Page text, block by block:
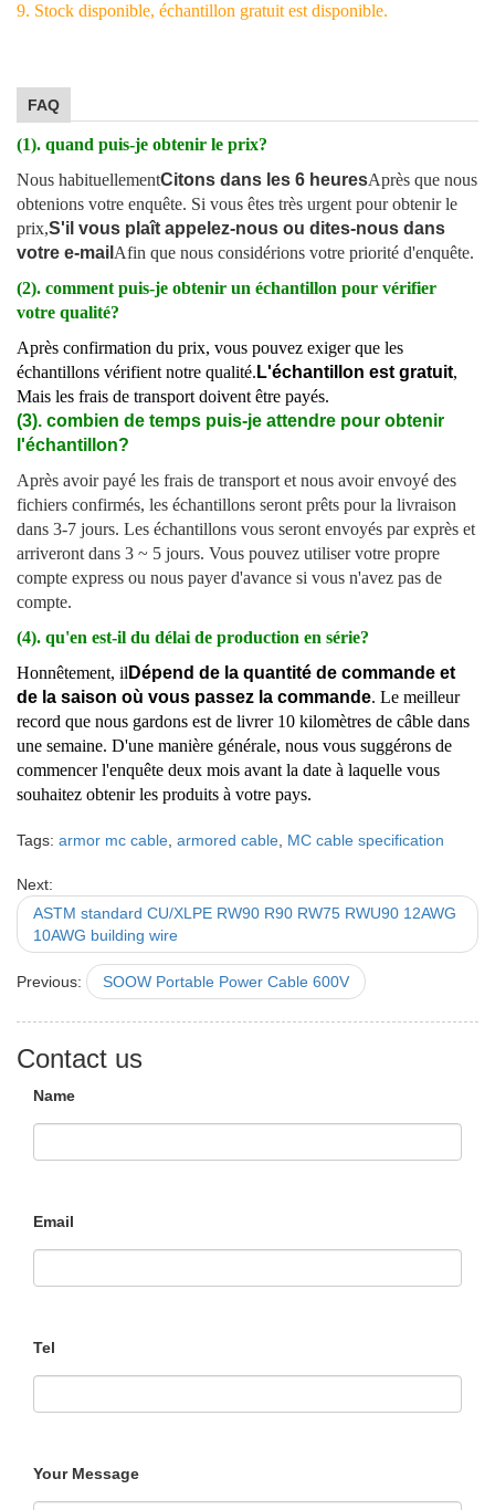
9. Stock disponible, échantillon gratuit est disponible.
FAQ
(1). quand puis-je obtenir le prix?
Nous habituellementCitons dans les 6 heuresAprès que nous
obtenions votre enquête. Si vous êtes très urgent pour obtenir le
prix,S'il vous plaît appelez-nous ou dites-nous dans
votre e-mail Afin que nous considérions votre priorité d'enquête.
(2). comment puis-je obtenir un échantillon pour vérifier
votre qualité?
Après confirmation du prix, vous pouvez exiger que les
échantillons vérifient notre qualité. L'échantillon est gratuit,
Mais les frais de transport doivent être payés.
(3). combien de temps puis-je attendre pour obtenir
l'échantillon?
Après avoir payé les frais de transport et nous avoir envoyé des
fichiers confirmés, les échantillons seront prêts pour la livraison
dans 3-7 jours. Les échantillons vous seront envoyés par exprès et
arriveront dans 3 ~ 5 jours. Vous pouvez utiliser votre propre
compte express ou nous payer d'avance si vous n'avez pas de
compte.
(4). qu'en est-il du délai de production en série?
Honnêtement, il Dépend de la quantité de commande et
de la saison où vous passez la commande. Le meilleur
record que nous gardons est de livrer 10 kilomètres de câble dans
une semaine. D'une manière générale, nous vous suggérons de
commencer l'enquête deux mois avant la date à laquelle vous
souhaitez obtenir les produits à votre pays.
Tags: armor mc cable armored cable MC cable specification
Next:
ASTM standard CU/XLPE RW90 R90 RW75 RWU90 12AWG
10AWG building wire
Previous: SOOW Portable Power Cable 600V
Contact us
Name
Email
Tel
Your Message